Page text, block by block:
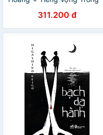
311.200 đ